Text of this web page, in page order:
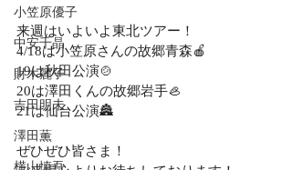
小笠原優子
中安千晶
財木麗子
吉田明未
澤田薫
横山慎吾
来週はいよいよ東北ツアー！
4/18は小笠原さんの故郷青森🍎
19は秋田公演🍲
20は澤田くんの故郷岩手🦪
21は仙台公演🏯
ぜひぜひ皆さま！